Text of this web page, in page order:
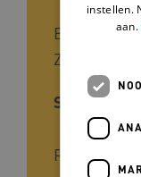
Soort kennis
Praktijk
instellen.
aan.